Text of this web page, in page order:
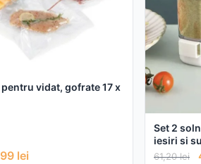
vidat, gofrate 17 x
lei
Set 2
iesiri si
61,20lei